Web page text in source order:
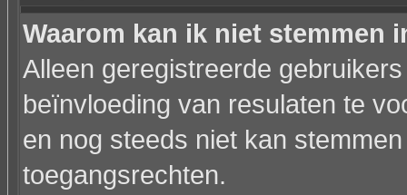
Waarom kan ik niet stemmen
Alleen geregistreerde
beïnvloeding van resulaten te
en nog steeds niet kan
toegangsrechten.